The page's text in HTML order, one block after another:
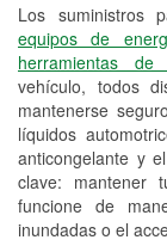
Los suministros
equipos de
herramientas de
vehículo, todos
mantenerse
líquidos
anticongelante y
clave: mantener
funcione de
inundadas o el